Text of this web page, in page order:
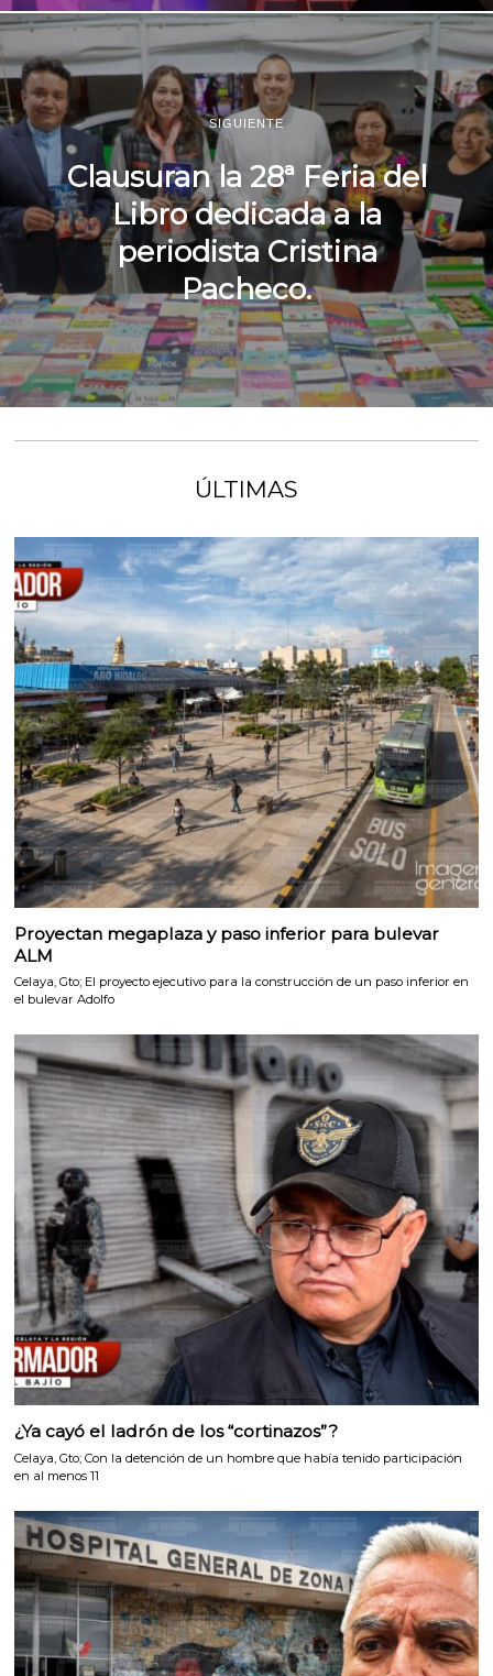
SIGUIENTE
Clausuran la 28ª Feria del
Libro dedicada a la
periodista Cristina
Pacheco.
ÚLTIMAS
Proyectan megaplaza y paso inferior para bulevar
ALM
Celaya, Gto; El proyecto ejecutivo para la construcción de un paso inferior en
el bulevar Adolfo
¿Ya cayó el ladrón de los “cortinazos”?
Celaya, Gto; Con la detención de un hombre que había tenido participación
en al menos 11